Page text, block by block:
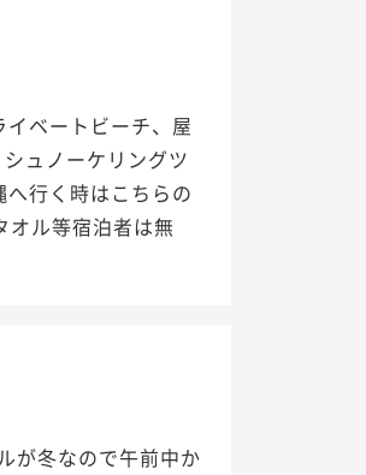
ベートビーチ、屋
ュノーケリングツ
行く時はこちらの
ル等宿泊者は無
が冬なので午前中か